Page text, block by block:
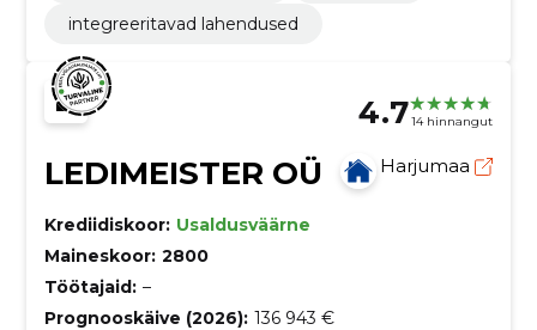
integreeritavad lahendused
4.714 hinnangut
LEDIMEISTER OÜ Harjumaa
Krediidiskoor: Usaldusväärne
Maineskoor: 2800
Töötajaid: –
Prognooskäive (2026): 136 943 €